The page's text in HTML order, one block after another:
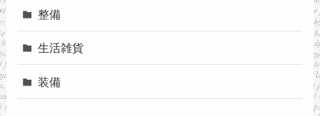
整備
生活雑貨
装備